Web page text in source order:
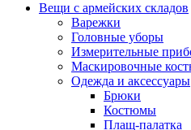
Вещи с армейских складов
Варежки
Головные уборы
Измерительные
Маскировочные
Одежда и аксессуары
Брюки
Костюмы
Плащ-палатка